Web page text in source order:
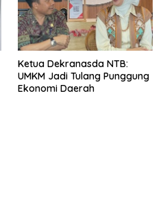
Ketua Dekranasda NTB:
UMKM Jadi Tulang Punggung
Ekonomi Daerah